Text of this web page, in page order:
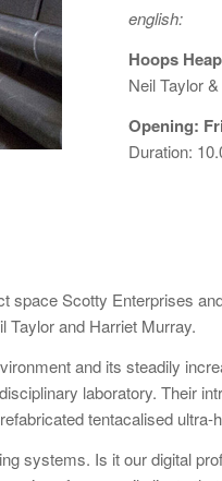
english:
Hoops
Neil Taylor
Opening:
Duration:
space Scotty Enterprises
Taylor and Harriet Murray.
and its steadily
laboratory. Their
tentacalised ultra-
systems. Is it our digital